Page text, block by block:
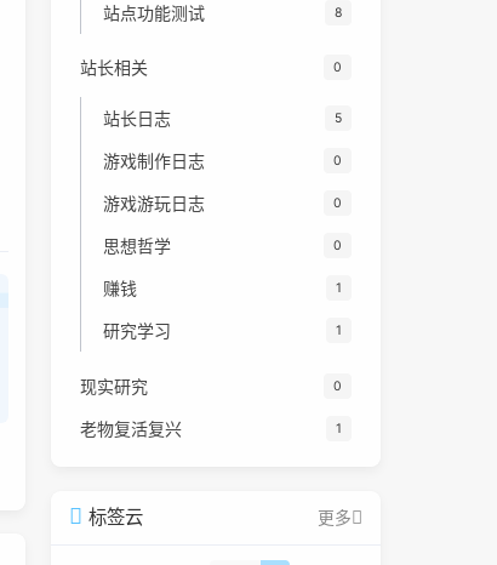
站点功能测试 8
站长相关 0
站长日志 5
游戏制作日志 0
游戏游玩日志 0
思想哲学 0
赚钱 1
研究学习 1
现实研究 0
老物复活复兴 1
标签云 更多